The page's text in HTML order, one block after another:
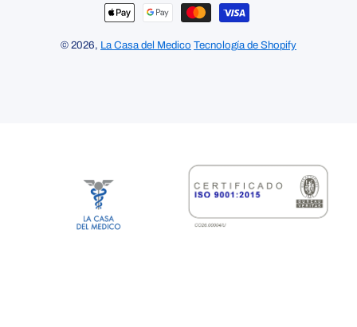
© 2026, La Casa del Medico Tecnología de Shopify